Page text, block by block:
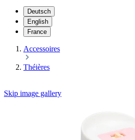
Deutsch
English
France
Accessoires
Théières
Skip image gallery